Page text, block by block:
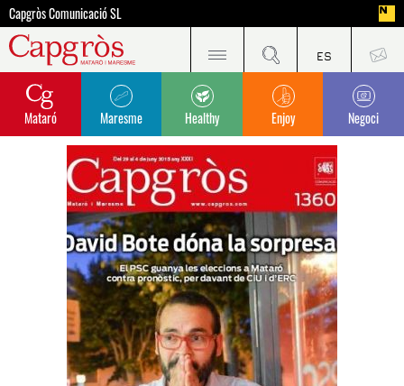
Capgròs Comunicació SL
Mataró Maresme Healthy Enjoy Negoci